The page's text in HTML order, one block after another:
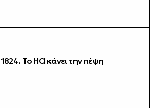
1824. Το HCl κάνει την πέψη